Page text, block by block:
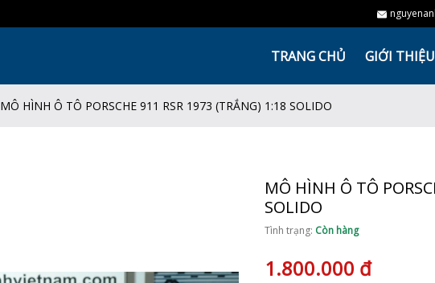
TRANG CHỦ GIỚI THIỆU
MÔ HÌNH Ô TÔ PORSCHE 911 RSR 1973 (TRẮNG) 1:18 SOLIDO
MÔ HÌNH Ô TÔ
SOLIDO
Tình trạng: Còn hàng
1.800.000 đ